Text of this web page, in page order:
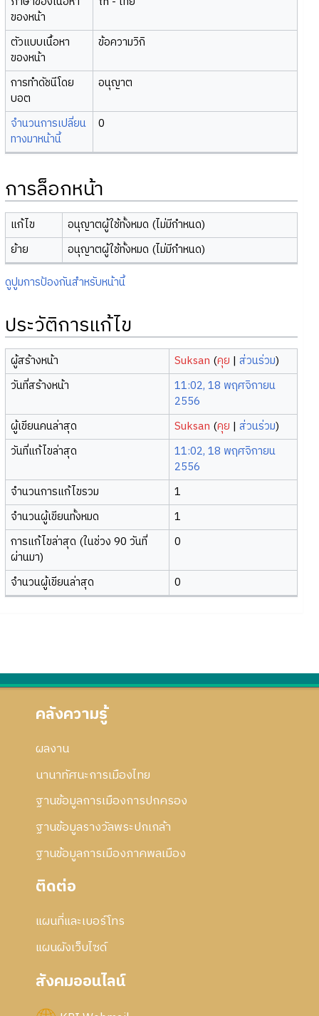
ของหน้า
ตัวแบบเนื้อหา
ของหน้า
ข้อความวิกิ
การทำดัชนีโดย
บอต
อนุญาต
จำนวนการเปลี่ยน
ทางมาหน้านี้
0
การล็อกหน้า
แก้ไข
อนุญาตผู้ใช้ทั้งหมด (ไม่มีกำหนด)
ย้าย
อนุญาตผู้ใช้ทั้งหมด (ไม่มีกำหนด)
ดูปูมการป้องกันสำหรับหน้านี้
ประวัติการแก้ไข
ผู้สร้างหน้า Suksan (คุย |ส่วนร่วม)
วันที่สร้างหน้า
11:02, 18 พฤศจิกายน
2556
ผู้เขียนคนล่าสุด
Suksan (คุย |ส่วนร่วม)
วันที่แก้ไขล่าสุด
11:02, 18 พฤศจิกายน
2556
จำนวนการแก้ไขรวม
1
จำนวนผู้เขียนทั้งหมด
1
การแก้ไขล่าสุด (ในช่วง 90 วันที่
ผ่านมา)
0
จำนวนผู้เขียนล่าสุด 0
คลังความรู้
ผลงาน
นานาทัศนะการเมืองไทย
ฐานข้อมูลการเมืองการปกครอง
ฐานข้อมูลรางวัลพระปกเกล้า
ฐานข้อมูลการเมืองภาคพลเมือง
ติดต่อ
แผนที่และเบอร์โทร
แผนผังเว็บไซด์
สังคมออนไลน์